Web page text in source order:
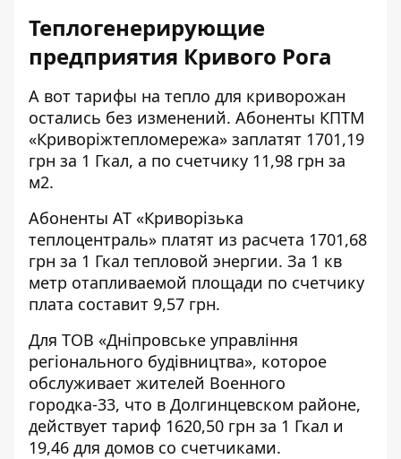
Теплогенерирующие
предприятия Кривого Рога
А вот тарифы на тепло для криворожан
остались без изменений. Абоненты КПТМ
«Криворіжтепломережа» заплатят 1701,19
грн за 1 Гкал, а по счетчику 11,98 грн за
м2.
Абоненты АТ «Криворізька
теплоцентраль» платят из расчета 1701,68
грн за 1 Гкал тепловой энергии. За 1 кв
метр отапливаемой площади по счетчику
плата составит 9,57 грн.
Для ТОВ «Дніпровське управління
регіонального будівництва», которое
обслуживает жителей Военного
городка-33, что в Долгинцевском районе,
действует тариф 1620,50 грн за 1 Гкал и
19,46 для домов со счетчиками.